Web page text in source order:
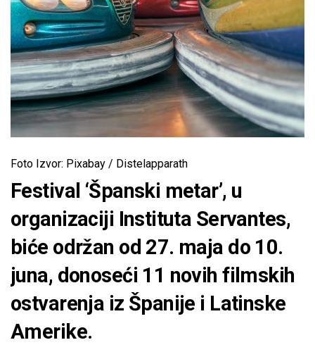
Foto Izvor: Pixabay / Distelapparath
Festival ‘Španski metar’, u
organizaciji Instituta Servantes,
biće održan od 27. maja do 10.
juna, donoseći 11 novih filmskih
ostvarenja iz Španije i Latinske
Amerike.